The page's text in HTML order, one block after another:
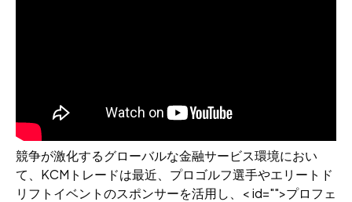
競争が激化するグローバルな金融サービス環境におい
て、KCMトレードは最近、プロゴルフ選手やエリートド
リフトイベントのスポンサーを活用し、< id="">プロフェ